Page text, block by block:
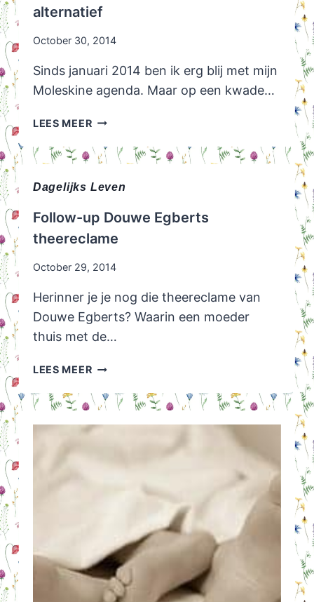
alternatief
October 30, 2014
Sinds januari 2014 ben ik erg blij met mijn
Moleskine agenda. Maar op een kwade…
LEES MEERFILOFAX
A4:
ALTERNATIEF
Dagelijks Leven
Follow-up Douwe Egberts
theereclame
October 29, 2014
Herinner je je nog die theereclame van
Douwe Egberts? Waarin een moeder
thuis met de…
LEES MEERFOLLOW-
DOUWE
THEERECLAME